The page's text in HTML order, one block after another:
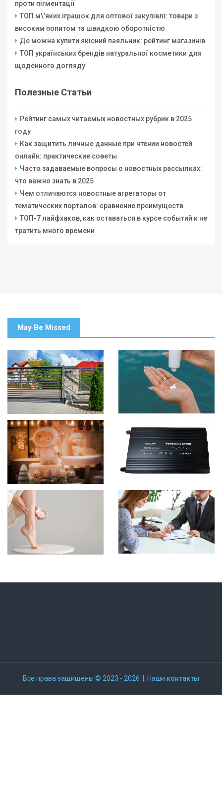
проти пігментації
ТОП м\’яких іграшок для оптової закупівлі: товари з
високим попитом та швидкою оборотністю
Де можна купити якісний паяльник: рейтинг магазинів
ТОП українських брендів натуральної косметики для
щоденного догляду
Полезные Статьи
Рейтинг самых читаемых новостных рубрик в 2025
году
Как защитить личные данные при чтении новостей
онлайн: практические советы
Часто задаваемые вопросы о новостных рассылках:
что важно знать в 2025
Чем отличаются новостные агрегаторы от
тематических порталов: сравнение преимуществ
ТОП-7 лайфхаков, как оставаться в курсе событий и не
тратить много времени
May Be Missed
Все права защищены © 2023 - 2026 | Наши контакты